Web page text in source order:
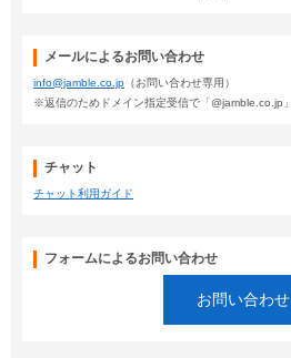
メールによるお問い合わせ
info@jamble.co.jp （お問い合わせ専用）
※返信のためドメイン指定受信で「@jamble.co.jp
チャット
チャット利用ガイド
フォームによるお問い合わせ
お問い合わせ